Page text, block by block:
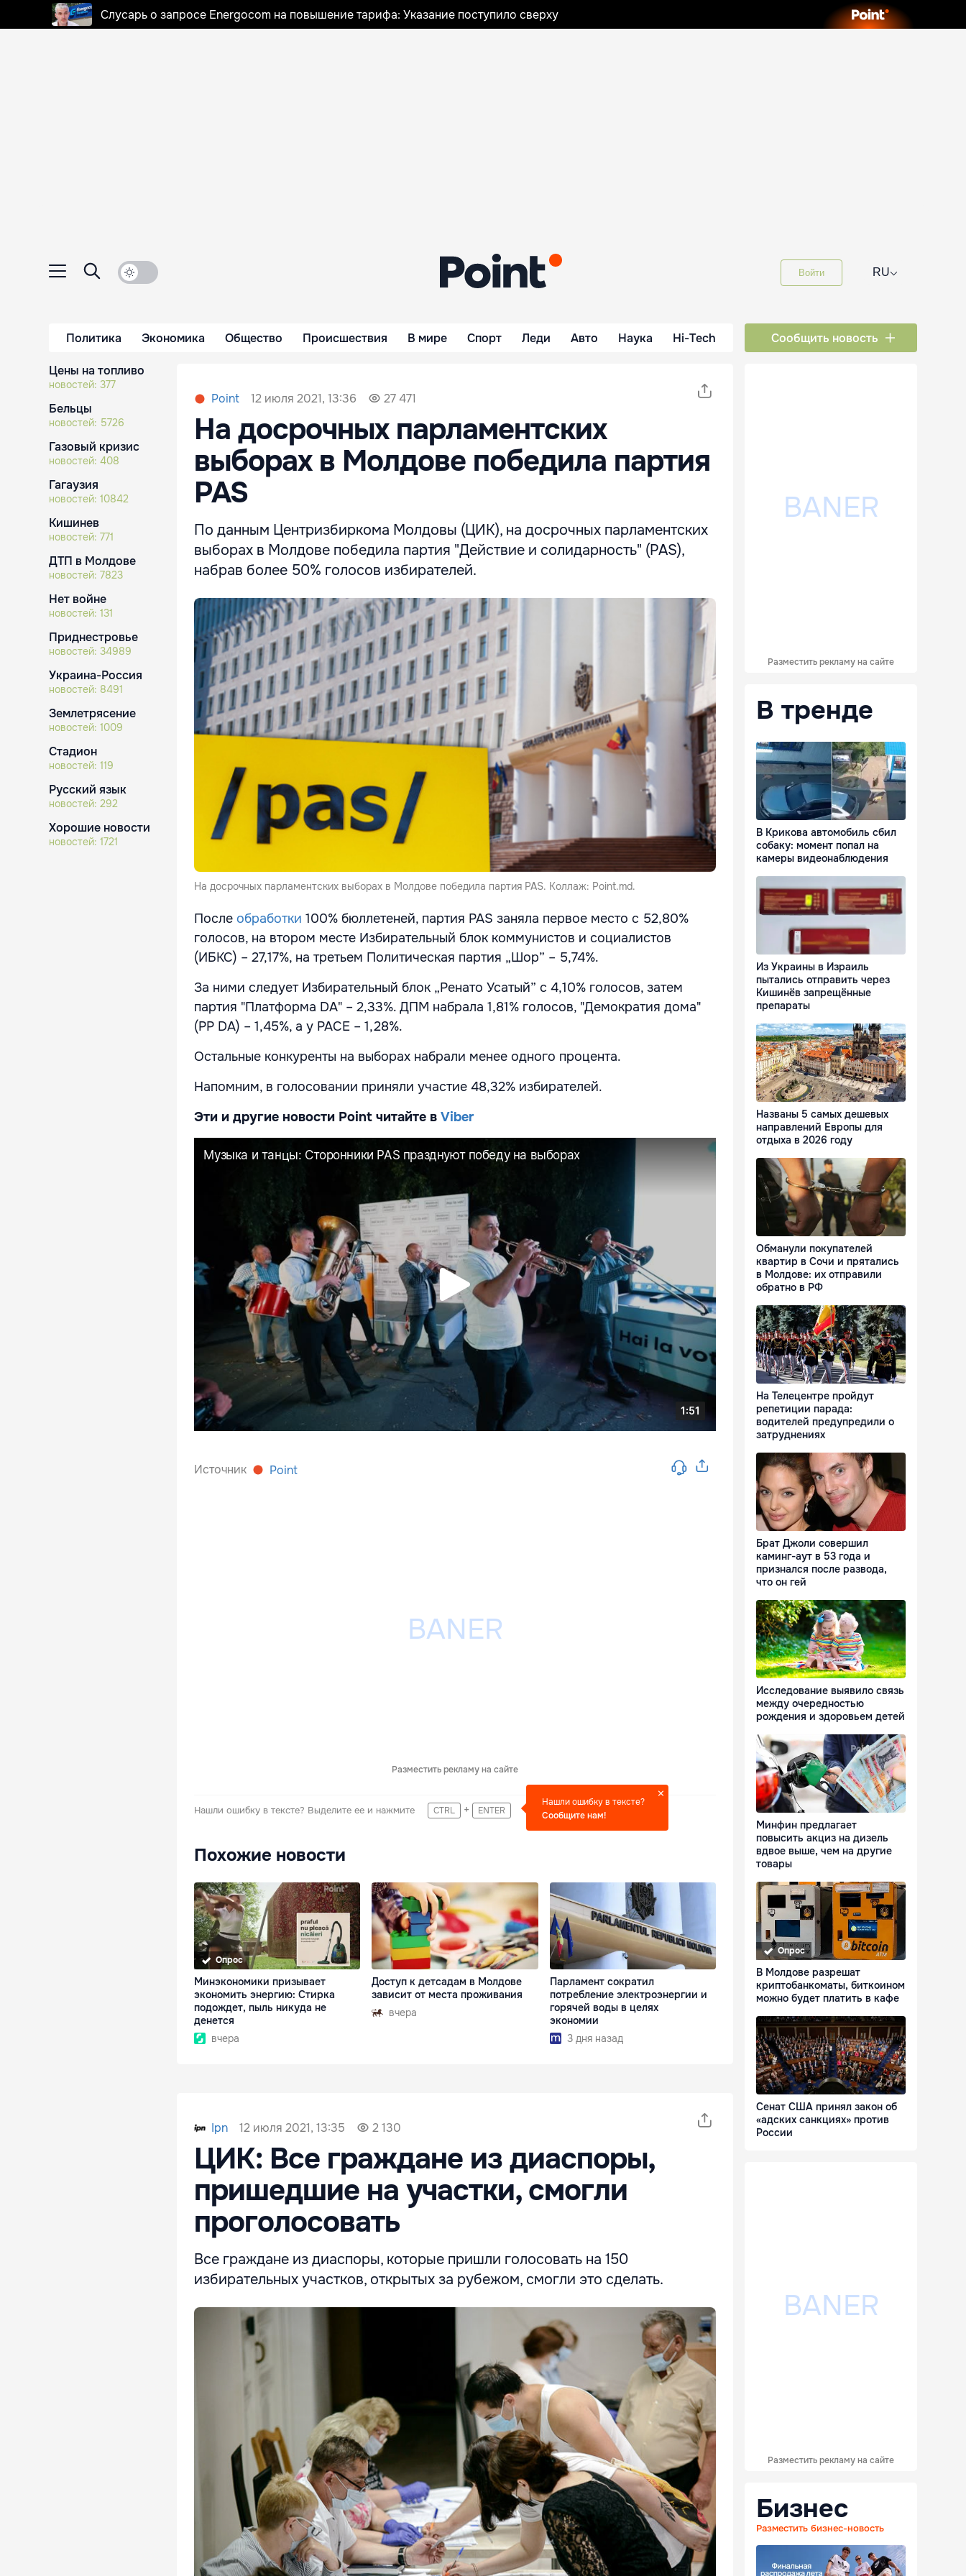
Слусарь о запросе Energocom на повышение тарифа: Указание поступило сверху
Войти RU⌵
Политика Экономика Общество Происшествия В мире Спорт Леди Авто Наука Hi-Tech Сообщить новость
Цены на топливо
новостей: 377
Бельцы
новостей: 5726
Газовый кризис
новостей: 408
Гагаузия
новостей: 10842
Кишинев
новостей: 771
ДТП в Молдове
новостей: 7823
Нет войне
новостей: 131
Приднестровье
новостей: 34989
Украина-Россия
новостей: 8491
Землетрясение
новостей: 1009
Стадион
новостей: 119
Русский язык
новостей: 292
Хорошие новости
новостей: 1721
Point 12 июля 2021, 13:36 27 471
На досрочных парламентских
выборах в Молдове победила партия
PAS
По данным Центризбиркома Молдовы (ЦИК), на досрочных парламентских
выборах в Молдове победила партия "Действие и солидарность" (PAS),
набрав более 50% голосов избирателей.
На досрочных парламентских выборах в Молдове победила партия PAS. Коллаж: Point.md.
После обработки 100% бюллетеней, партия PAS заняла первое место с 52,80%
голосов, на втором месте Избирательный блок коммунистов и социалистов
(ИБКС) – 27,17%, на третьем Политическая партия „Шор” – 5,74%.
За ними следует Избирательный блок „Ренато Усатый” с 4,10% голосов, затем
партия "Платформа DA" – 2,33%. ДПМ набрала 1,81% голосов, "Демократия дома"
(PP DA) – 1,45%, а у PACE – 1,28%.
Остальные конкуренты на выборах набрали менее одного процента.
Напомним, в голосовании приняли участие 48,32% избирателей.
Эти и другие новости Point читайте в Viber
Источник Point
Разместить рекламу на сайте
Нашли ошибку в тексте? Выделите ее и нажмите CTRL + ENTER
Нашли ошибку в тексте?
Сообщите нам!
Похожие новости
Опрос
Минэкономики призывает
экономить энергию: Стирка
подождет, пыль никуда не
денется
вчера
Доступ к детсадам в Молдове
зависит от места проживания
вчера
Парламент сократил
потребление электроэнергии и
горячей воды в целях
экономии
3 дня назад
Ipn 12 июля 2021, 13:35 2 130
ЦИК: Все граждане из диаспоры,
пришедшие на участки, смогли
проголосовать
Все граждане из диаспоры, которые пришли голосовать на 150
избирательных участков, открытых за рубежом, смогли это сделать.
Разместить рекламу на сайте
В тренде
В Крикова автомобиль сбил
собаку: момент попал на
камеры видеонаблюдения
Из Украины в Израиль
пытались отправить через
Кишинёв запрещённые
препараты
Названы 5 самых дешевых
направлений Европы для
отдыха в 2026 году
Обманули покупателей
квартир в Сочи и прятались
в Молдове: их отправили
обратно в РФ
На Телецентре пройдут
репетиции парада:
водителей предупредили о
затруднениях
Брат Джоли совершил
каминг-аут в 53 года и
признался после развода,
что он гей
Исследование выявило связь
между очередностью
рождения и здоровьем детей
Минфин предлагает
повысить акциз на дизель
вдвое выше, чем на другие
товары
Опрос
В Молдове разрешат
криптобанкоматы, биткоином
можно будет платить в кафе
Сенат США принял закон об
«адских санкциях» против
России
Разместить рекламу на сайте
Бизнес
Разместить бизнес-новость